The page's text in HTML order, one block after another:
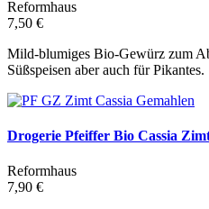
Reformhaus
7,50 €
Mild-blumiges Bio-Gewürz zum
Süßspeisen aber auch für Pikantes.
Drogerie Pfeiffer Bio Cassia
Reformhaus
7,90 €